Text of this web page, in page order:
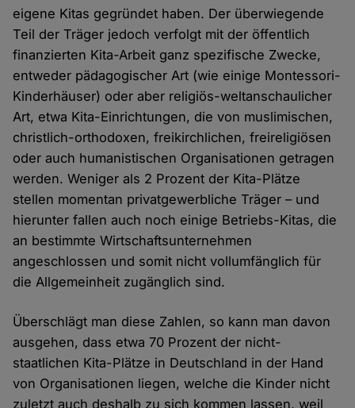
eigene Kitas gegründet haben. Der überwiegende
Teil der Träger jedoch verfolgt mit der öffentlich
finanzierten Kita-Arbeit ganz spezifische Zwecke,
entweder pädagogischer Art (wie einige Montessori-
Kinderhäuser) oder aber religiös-weltanschaulicher
Art, etwa Kita-Einrichtungen, die von muslimischen,
christlich-orthodoxen, freikirchlichen, freireligiösen
oder auch humanistischen Organisationen getragen
werden. Weniger als 2 Prozent der Kita-Plätze
stellen momentan privatgewerbliche Träger – und
hierunter fallen auch noch einige Betriebs-Kitas, die
an bestimmte Wirtschaftsunternehmen
angeschlossen und somit nicht vollumfänglich für
die Allgemeinheit zugänglich sind.
Überschlägt man diese Zahlen, so kann man davon
ausgehen, dass etwa 70 Prozent der nicht-
staatlichen Kita-Plätze in Deutschland in der Hand
von Organisationen liegen, welche die Kinder nicht
zuletzt auch deshalb zu sich kommen lassen, weil